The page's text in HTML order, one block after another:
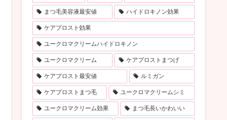
まつ毛美容液最安値 ハイドロキノン効果
ケアプロスト効果
ユークロマクリームハイドロキノン
ユークロマクリーム ケアプロストまつげ
ケアプロスト最安値 ルミガン
ケアプロストまつ毛 ユークロマクリームシミ
ユークロマクリーム効果 まつ毛長いかわいい